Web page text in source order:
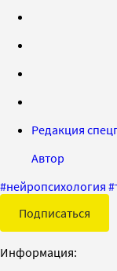
Редакция
Автор
#нейропсихология #
Подписаться
Информация: